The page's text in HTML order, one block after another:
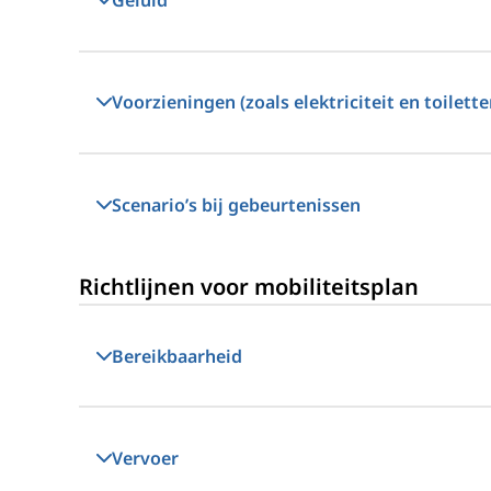
Voorzieningen (zoals elektriciteit en
Scenario’s bij gebeurtenissen
Richtlijnen voor mobiliteitsplan
Bereikbaarheid
Vervoer